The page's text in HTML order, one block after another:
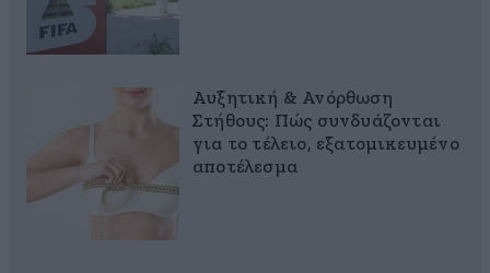
Αυξητική & Ανόρθωση
Στήθους: Πώς συνδυάζονται
για το τέλειο, εξατομικευμένο
αποτέλεσμα